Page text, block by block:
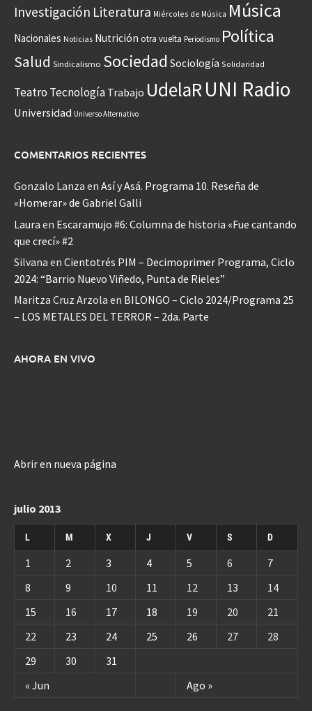
Investigación Literatura Miércoles de Música Música
Nacionales Noticias Nutrición otra vuelta Periodismo Política
Salud Sindicalismo Sociedad Sociología Solidaridad
Teatro Tecnología Trabajo UdelaRUNI Radio
Universidad Universo Alternativo
COMENTARIOS RECIENTES
Gonzalo Lanza en Así y Asá. Programa 10. Reseña de
«Homerar» de Gabriel Galli
Laura en Escaramujo #6: Columna de historia «Fue cantando
que crecí» #2
Silvana en Cientotrés PIM – Decimoprimer Programa, Ciclo
2024: “Barrio Nuevo Viñedo, Punta de Rieles”
Maritza Cruz Arzola en BILONGO – Ciclo 2024/Programa 25
– LOS METALES DEL TERROR – 2da. Parte
AHORA EN VIVO
Abrir en nueva página
julio 2013
L M X J V S D
« Jun Ago »
1 2 3 4 5 6
7
8
9 10 11 12 13
14
15
16 17 18 19 20
21
22
23 24 25 26 27
28
29
30 31